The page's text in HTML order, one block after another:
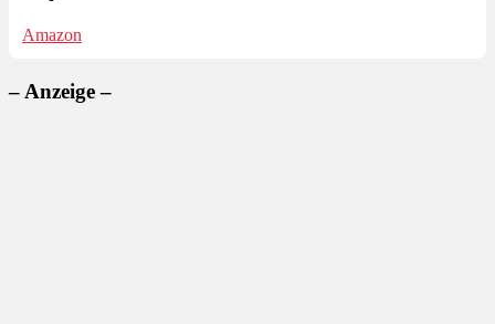
Amazon
– Anzeige –